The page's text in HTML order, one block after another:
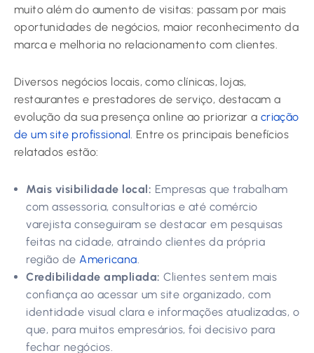
muito além do aumento de visitas: passam por mais
oportunidades de negócios, maior reconhecimento da
marca e melhoria no relacionamento com clientes.
Diversos negócios locais, como clínicas, lojas,
restaurantes e prestadores de serviço, destacam a
evolução da sua presença online ao priorizar a criação
de um site profissional. Entre os principais benefícios
relatados estão:
Mais visibilidade local: Empresas que trabalham
com assessoria, consultorias e até comércio
varejista conseguiram se destacar em pesquisas
feitas na cidade, atraindo clientes da própria
região de Americana.
Credibilidade ampliada: Clientes sentem mais
confiança ao acessar um site organizado, com
identidade visual clara e informações atualizadas, o
que, para muitos empresários, foi decisivo para
fechar negócios.